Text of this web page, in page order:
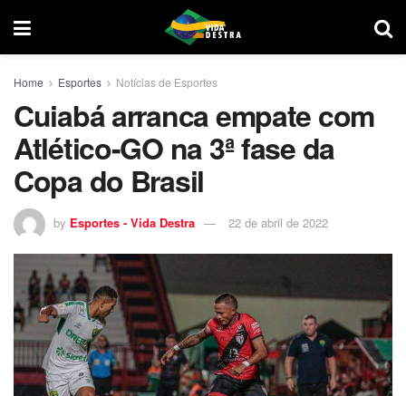
Home Esportes Notícias de Esportes
Cuiabá arranca empate com
Atlético-GO na 3ª fase da
Copa do Brasil
by Esportes - Vida Destra 22 de abril de 2022